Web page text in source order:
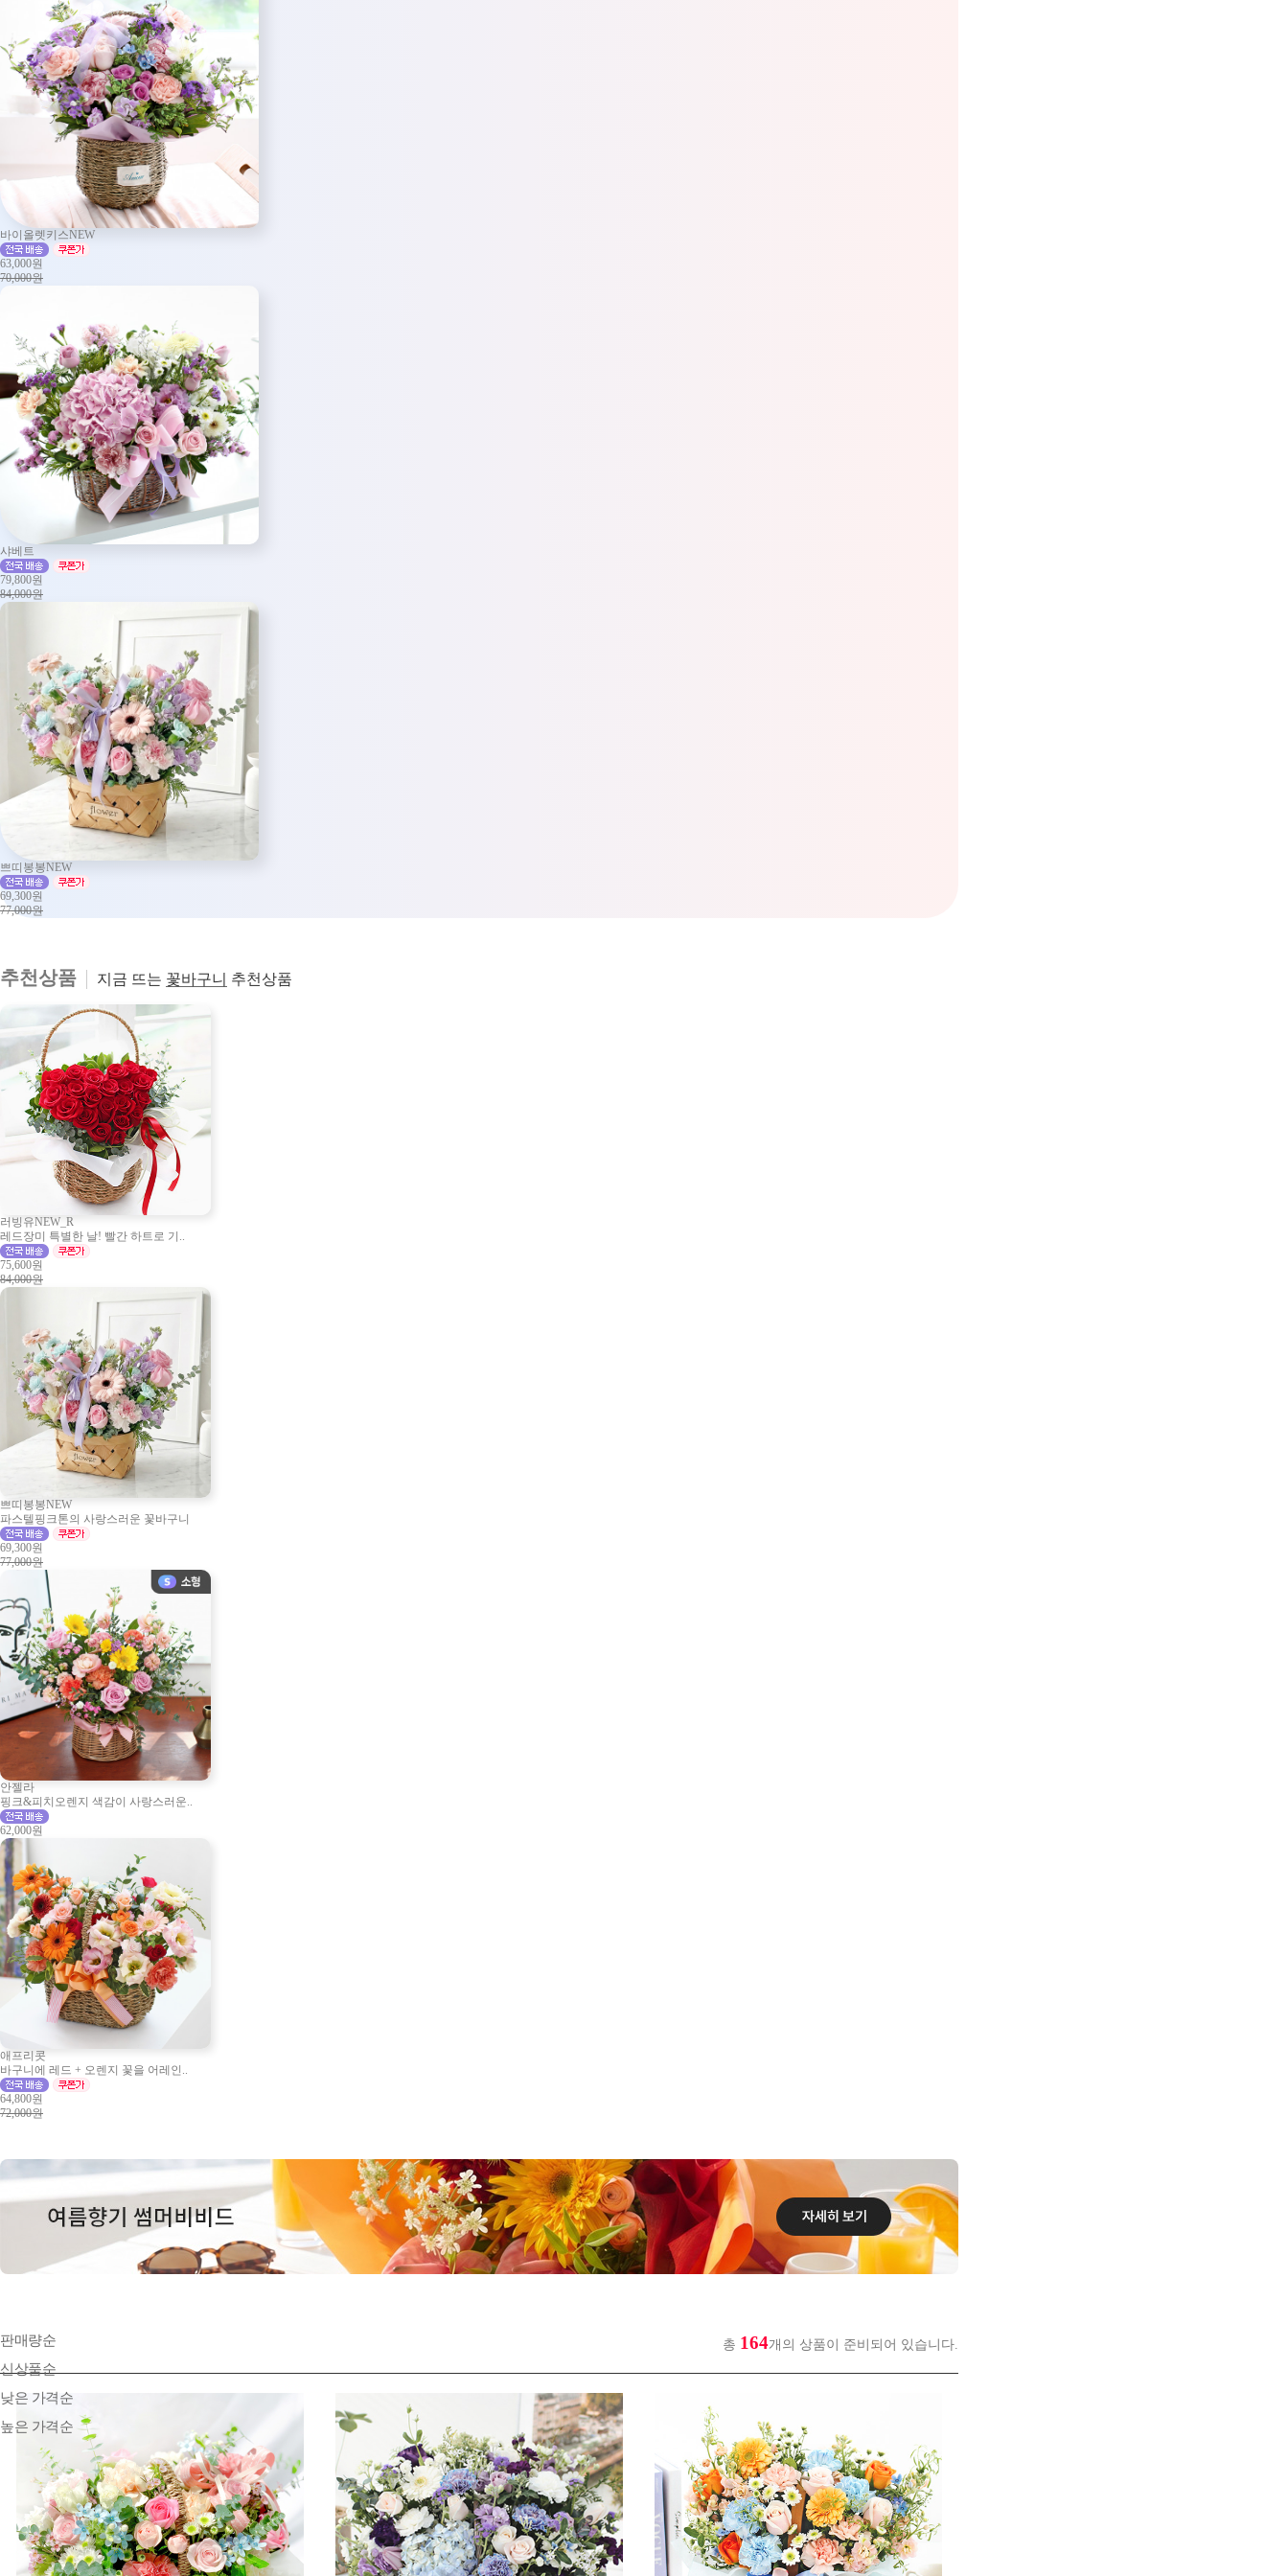
바이올렛키스NEW
63,000원
70,000원
샤베트
79,800원
84,000원
쁘띠봉봉NEW
69,300원
77,000원
추천상품 지금 뜨는 꽃바구니 추천상품
러빙유NEW_R
레드장미 특별한 날! 빨간 하트로 기..
75,600원
84,000원
쁘띠봉봉NEW
파스텔핑크톤의 사랑스러운 꽃바구니
69,300원
77,000원
안젤라
핑크&피치오렌지 색감이 사랑스러운..
62,000원
애프리콧
바구니에 레드 + 오렌지 꽃을 어레인..
64,800원
72,000원
판매량순
신상품순
낮은 가격순
높은 가격순
총 164개의 상품이 준비되어 있습니다.